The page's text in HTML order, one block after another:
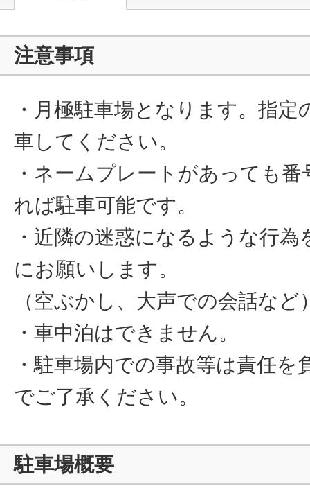
注意事項
・月極駐車場となります。指定
車してください。
・ネームプレートがあっても
れば駐車可能です。
・近隣の迷惑になるような行
にお願いします。
（空ぶかし、大声での会話など
・車中泊はできません。
・駐車場内での事故等は責任を
でご了承ください。
駐車場概要